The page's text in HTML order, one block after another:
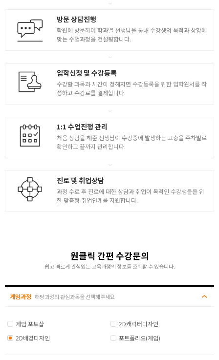
[ 배경 컨셉 전경 및 구조 pve / pvp ]
- 각 게임별 공간의 동선 이해하기
- 세계관이 깃들여진 건축의 역사 / 서양건축사 연구
- 요점 파악 후 레퍼런스 연구
- 군체 건축과 종교적 건축
- 근세 바로크 고전주의 양식
- 이론 학습 후 간단한 스케치 작업
- 이론 학습 후 간단한 스케치 작업
배경 컨셉 창작
- 중세 가옥구조 창작 / 고증을 반영한 작업 (동/서양)
- 썸네일 러프 스케치
- 건축물의 강조점 포컬포인트 잡기
- 입구 디자인 / 단톤 컬러링 완료
[ 마을 컨셉 배경 작업 ]
- 퀘스트가 주어지는 관문 게임 속 마을 창작
- 시작 지점과 체크포인트 설계
- 마을 전체의 전경 러프 스케치
방문 상담진행
학원에 방문하여 학과별 선생님을 통해 수강생의 목적과 상황에
맞는 수업과정을 컨설팅합니다.
입학신청 및 수강등록
수강할 과목과 시간이 정해지면 수강등록을 위한 입학원서를 작
성하고 수강료를 결제합니다.
1:1 수업진행 관리
처음 상담을 해준 선생님이 수강중에 발생하는 고충을 주차별로
확인하고 끝까지 관리합니다.
진로 및 취업상담
과정 수료 후 진로에 대한 상담과 취업이 목적인 수강생들을 위
한 맞춤형 취업연계를 지원합니다.
원클릭 간편 수강문의
쉽고 빠르게 관심있는 교육과정의 정보를 조회할 수 있습니다.
게임과정 해당과정의 관심과목을 선택해주세요
게임 포토샵
2D캐릭터디자인
2D배경디자인
포트폴리오(게임)